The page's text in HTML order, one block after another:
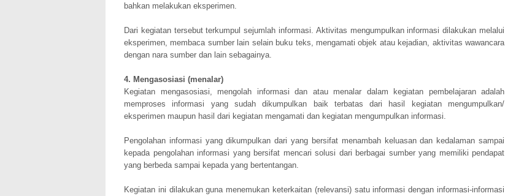
bahkan melakukan eksperimen.
Dari kegiatan tersebut terkumpul sejumlah informasi. Aktivitas mengumpulkan informasi dilakukan melalui
eksperimen, membaca sumber lain selain buku teks, mengamati objek atau kejadian, aktivitas wawancara
dengan nara sumber dan lain sebagainya.
4. Mengasosiasi (menalar)
Kegiatan mengasosiasi, mengolah informasi dan atau menalar dalam kegiatan pembelajaran adalah
memproses informasi yang sudah dikumpulkan baik terbatas dari hasil kegiatan mengumpulkan/
eksperimen maupun hasil dari kegiatan mengamati dan kegiatan mengumpulkan informasi.
Pengolahan informasi yang dikumpulkan dari yang bersifat menambah keluasan dan kedalaman sampai
kepada pengolahan informasi yang bersifat mencari solusi dari berbagai sumber yang memiliki pendapat
yang berbeda sampai kepada yang bertentangan.
Kegiatan ini dilakukan guna menemukan keterkaitan (relevansi) satu informasi dengan informasi-informasi